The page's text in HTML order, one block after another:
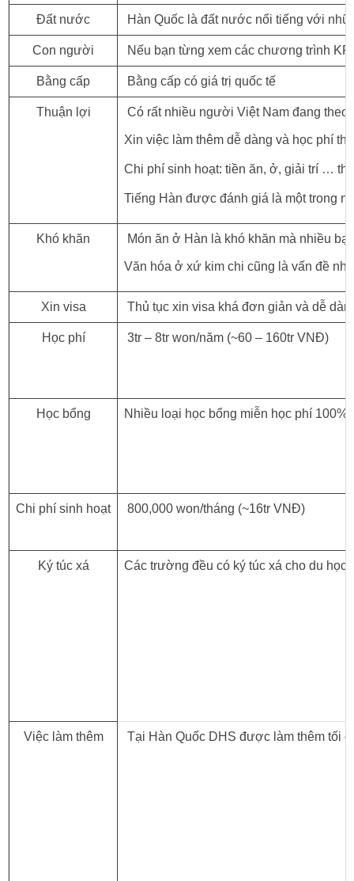
Đất nước Hàn Quốc là đất nước nổi tiếng với
Con người Nếu bạn từng xem các chương trình
Bằng cấp Bằng cấp có giá trị quốc tế
Thuận lợi Có rất nhiều người Việt Nam đang theo
Xin việc làm thêm dễ dàng và học phí
Chi phí sinh hoạt: tiền ăn, ở, giải trí …
Tiếng Hàn được đánh giá là một trong
Khó khăn Món ăn ở Hàn là khó khăn mà nhiều
Văn hóa ở xứ kim chi cũng là vấn đề
Xin visa Thủ tục xin visa khá đơn giản và dễ
Học phí 3tr – 8tr won/năm (~60 – 160tr VNĐ)
Học bổng Nhiều loại học bổng miễn học phí
Chi phí sinh hoạt 800,000 won/tháng (~16tr VNĐ)
Ký túc xá Các trường đều có ký túc xá cho du
Việc làm thêm Tại Hàn Quốc DHS được làm thêm tối